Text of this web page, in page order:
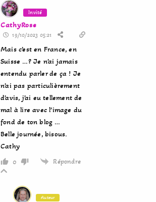
Invité
CathyRose
19/10/2023 05:21
Mais c’est en France, en
Suisse …? Je n’ai jamais
entendu parler de ça ! Je
n’ai pas particulièrement
d’avis, j’ai eu tellement de
mal à lire avec l’image du
fond de ton blog …
Belle journée, bisous.
Cathy
0 Répondre
Auteur